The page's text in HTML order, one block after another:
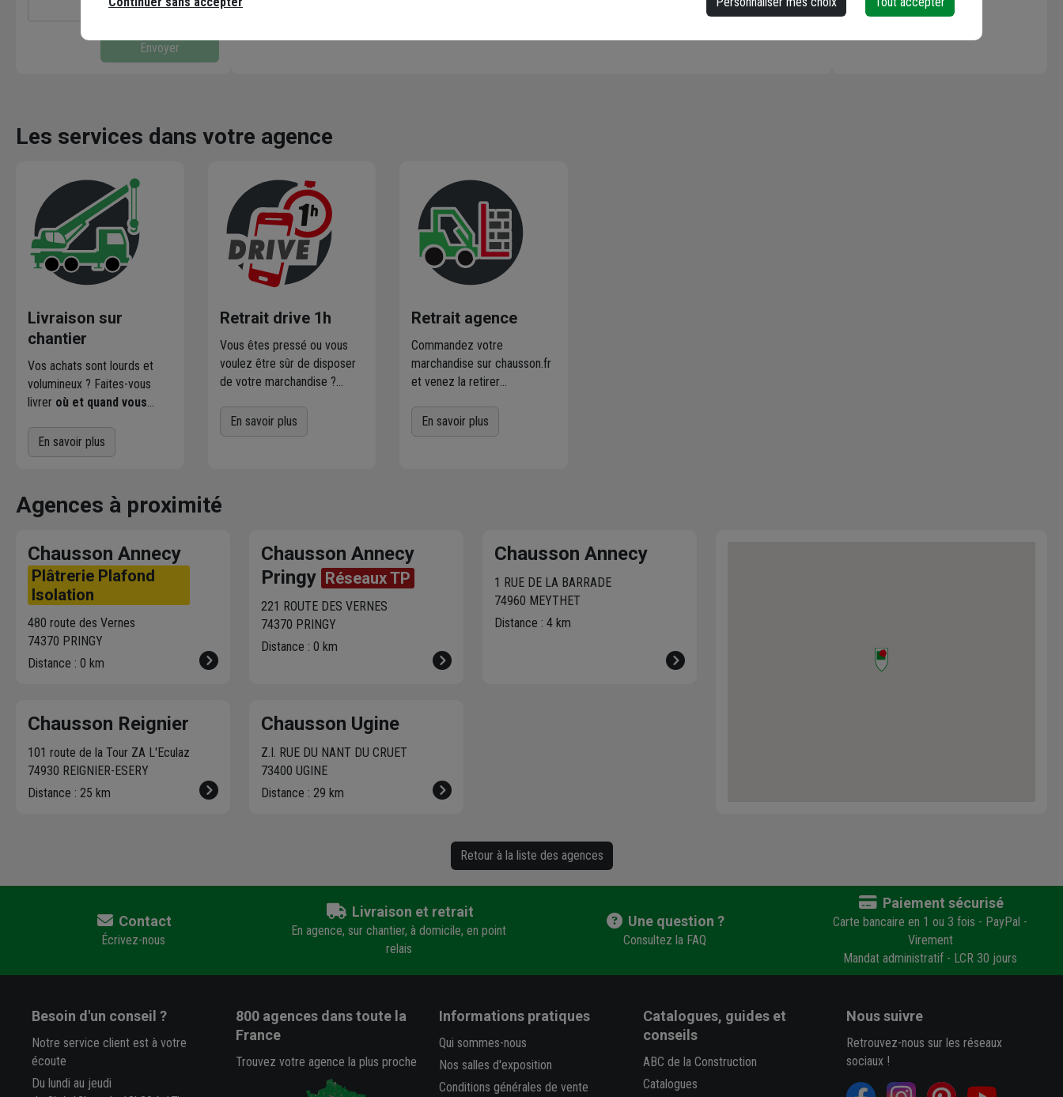
Envoyer
Les services dans votre agence
Livraison sur
chantier
Vos achats sont lourds et
volumineux ? Faites-vous
livrer où et quand vous
qui effectue la livraison vous
contacte pour fixer le
livraison. Bonus : Nous livrons
jusqu'au 7ème étage.
En savoir plus
Retrait drive 1h
Vous êtes pressé ou vous
voulez être sûr de disposer
de votre marchandise ?
produits disponibles dans
votre agence sur
En savoir plus
Retrait agence
Commandez votre
marchandise sur chausson.fr
et venez la retirer
l'agence Chausson à
proximitéde chez vous.
En savoir plus
Agences à proximité
Chausson Annecy
Plâtrerie Plafond
Isolation
480 route des Vernes
74370 PRINGY
Distance : 0 km
Chausson Annecy
Pringy Réseaux TP
221 ROUTE DES VERNES
74370 PRINGY
Distance : 0 km
Chausson Annecy
1 RUE DE LA BARRADE
74960 MEYTHET
Distance : 4 km
Chausson Reignier
101 route de la Tour ZA L'Eculaz
74930 REIGNIER-ESERY
Distance : 25 km
Chausson Ugine
Z.I. RUE DU NANT DU CRUET
73400 UGINE
Distance : 29 km
Retour à la liste des agences
Contact
Écrivez-nous
Livraison et retrait
En agence, sur chantier, à domicile, en point
relais
Une question ?
Consultez la FAQ
Paiement sécurisé
Carte bancaire en 1 ou 3 fois - PayPal -
Virement
Mandat administratif - LCR 30 jours
Besoin d'un conseil ?
Notre service client est à votre
écoute
Du lundi au jeudi
800 agencesdans toute la
France
Trouvez votre agence la plus proche
Informations pratiques
Qui sommes-nous
Nos salles d'exposition
Conditions générales de vente
Catalogues, guides et
conseils
ABC de la Construction
Catalogues
Nous suivre
Retrouvez-nous sur les réseaux
sociaux !